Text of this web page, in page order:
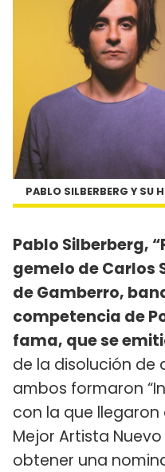
PABLO SILBERBERG Y SU
Pablo Silberberg,
gemelo de Carlos
de Gamberro,
competencia de
fama, que se
de la disolución de
ambos formaron
con la que
Mejor Artista Nuevo
obtener una